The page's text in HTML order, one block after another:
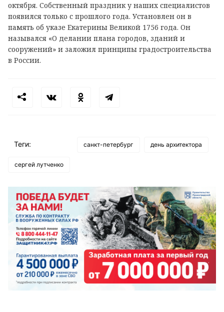
октября. Собственный праздник у наших специалистов
появился только с прошлого года. Установлен он в
память об указе Екатерины Великой 1756 года. Он
назывался «О делании плана городов, зданий и
сооружений» и заложил принципы градостроительства
в России.
Теги: санкт-петербург день архитектора
сергей лутченко